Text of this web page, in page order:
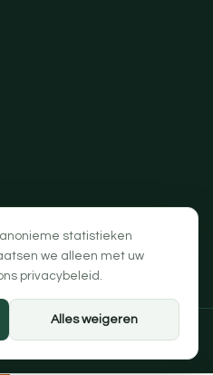
statistieken
we alleen met uw
privacybeleid .
Alles weigeren